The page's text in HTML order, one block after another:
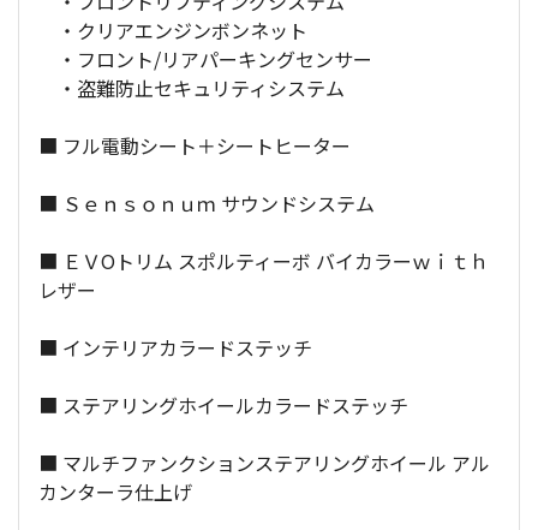
・クリアエンジンボンネット
・フロント/リアパーキングセンサー
・盗難防止セキュリティシステム
■ フル電動シート＋シートヒーター
■ Ｓｅｎｓｏｎｕｍ サウンドシステム
■ ＥＶОトリム スポルティーボ バイカラーｗｉｔｈ
レザー
■ インテリアカラードステッチ
■ ステアリングホイールカラードステッチ
■ マルチファンクションステアリングホイール アル
カンターラ仕上げ